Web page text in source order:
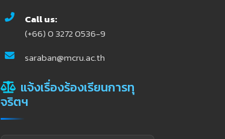
Call us:
(+66) 0 3272 0536-9
saraban@mcru.ac.th
แจ้งเรื่องร้องเรียนการทุ
จริตฯ